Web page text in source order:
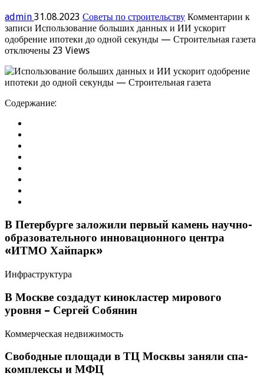
admin 31.08.2023 Советы по строительству Комментарии к
записи Использование больших данных и ИИ ускорит
одобрение ипотеки до одной секунды — Строительная газета
отключены 23 Views
Содержание:
В Петербурге заложили первый камень научно-
образовательного инновационного центра
«ИТМО Хайпарк»
Инфраструктура
В Москве создадут кинокластер мирового
уровня – Сергей Собянин
Коммерческая недвижимость
Свободные площади в ТЦ Москвы заняли спа-
комплексы и МФЦ